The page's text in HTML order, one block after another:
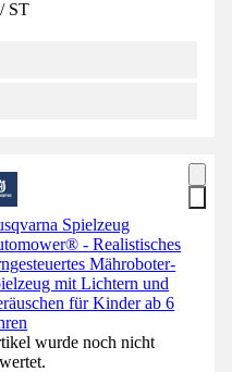
/ ST
Spielzeug
- Realistisches
Mähroboter-
mit Lichtern und
für Kinder ab 6
wurde noch nicht